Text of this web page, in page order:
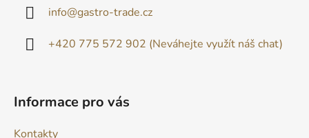
info@gastro-trade.cz
+420 775 572 902 (Neváhejte využít náš chat)
Informace pro vás
Kontakty